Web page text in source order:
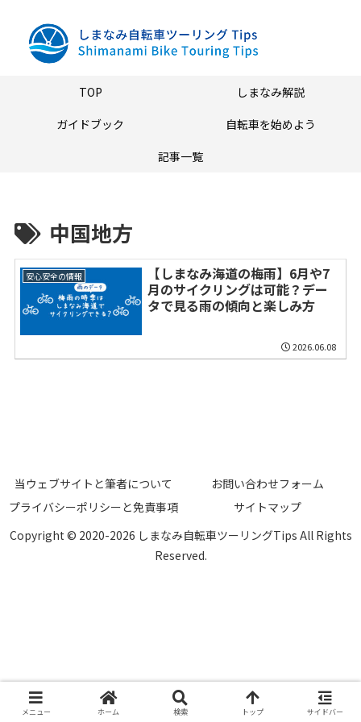
TOP
しまなみ解説
ガイドブック
自転車を始めよう
記事一覧
中国地方
安心安全の情報
【しまなみ海道の梅雨】6月や7
月のサイクリングは可能？デー
タで見る雨の傾向と楽しみ方
2026.06.08
当ウェブサイトと筆者について
お問い合わせフォーム
プライバシーポリシーと免責事項
サイトマップ
Copyright © 2020-2026 しまなみ自転車ツーリングTips All Rights
Reserved.
メニュー ホーム 検索 トップ サイドバー